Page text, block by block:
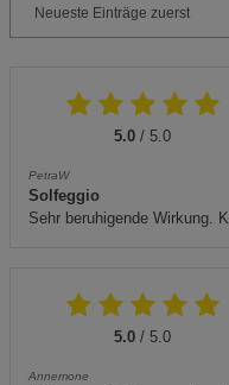
5.0 / 5.0
PetraW
Solfeggio
Sehr beruhigende Wirkung.
5.0 / 5.0
Annemone